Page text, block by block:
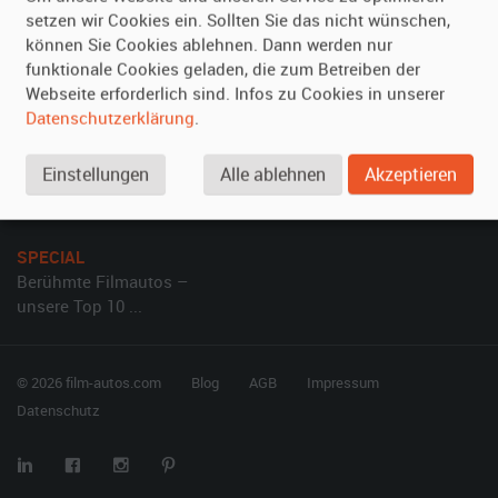
Kundenmeinungen
Service
Vermieten
Oldtimer anmelden
Fragen für Vermieter
Inserat verwalten
Hilfe
Häufige Fragen (FAQ)
Kontakt
SPECIAL
Berühmte Filmautos –
unsere Top 10 ...
© 2026 film-autos.com Blog AGB
Impressum
Datenschutz
setzen wir Cookies ein. Sollten Sie das nicht wünschen,
können Sie Cookies ablehnen. Dann werden nur
funktionale Cookies geladen, die zum Betreiben der
Webseite erforderlich sind. Infos zu Cookies in unserer
Datenschutzerklärung.
Einstellungen Alle ablehnen Akzeptieren